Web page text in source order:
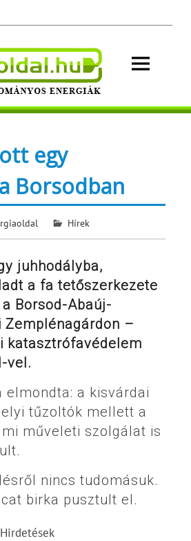
energiák.
egy
Borsodban
Hírek
juhhodályba,
a fa tetőszerkezete
Borsod-Abaúj-
–
katasztrófavédelem
vel.
elmondta: a kisvárdai
tűzoltók mellett a
műveleti szolgálat is
nincs tudomásuk.
birka pusztult el.
Hirdetések